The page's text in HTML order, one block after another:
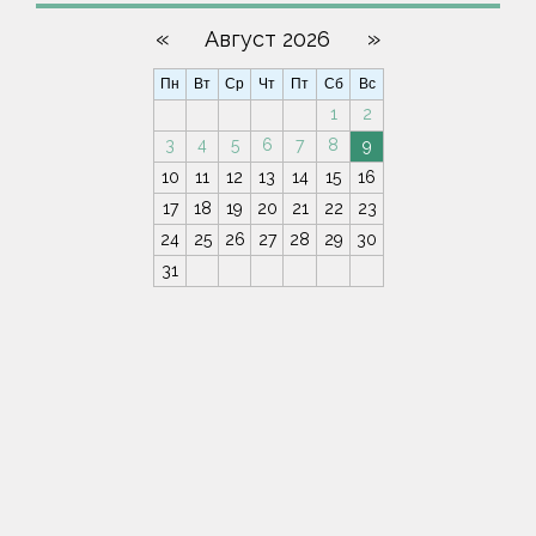
« Август 2026 »
Пн Вт Ср Чт Пт Сб Вс
1
2
3
4 5 6 7 8
9
10
11 12 13 14 15
16
17
18 19 20 21 22
23
24
25 26 27 28 29
30
31